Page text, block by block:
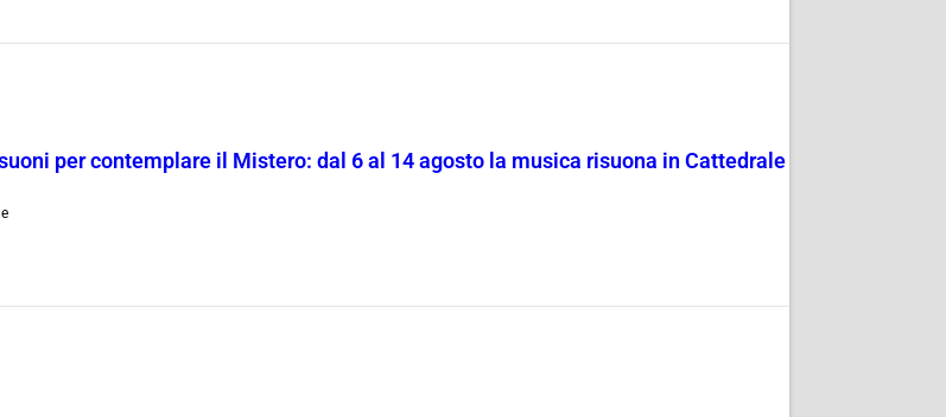
per contemplare il Mistero: dal 6 al 14 agosto la musica risuona in Cattedrale